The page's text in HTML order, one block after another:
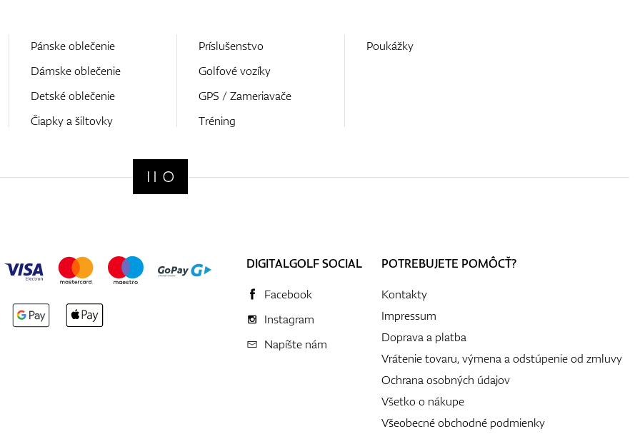
Pánske oblečenie
Dámske oblečenie
Detské oblečenie
Čiapky a šiltovky
Príslušenstvo
Golfové vozíky
GPS / Zameriavače
Tréning
Poukážky
DIGITALGOLF SOCIAL
Facebook
Instagram
Napíšte nám
POTREBUJETE POMÔCŤ?
Kontakty
Impressum
Doprava a platba
Vrátenie tovaru, výmena a odstúpenie od zmluvy
Ochrana osobných údajov
Všetko o nákupe
Všeobecné obchodné podmienky